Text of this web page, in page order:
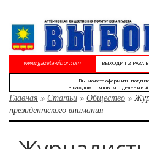
www.gazeta-vibor.com ВЫХОДИТ 2 РАЗА
Вы можете оформить
в каждом почтовом отделении
Главная » Статьи » Общество »
президентского внимания